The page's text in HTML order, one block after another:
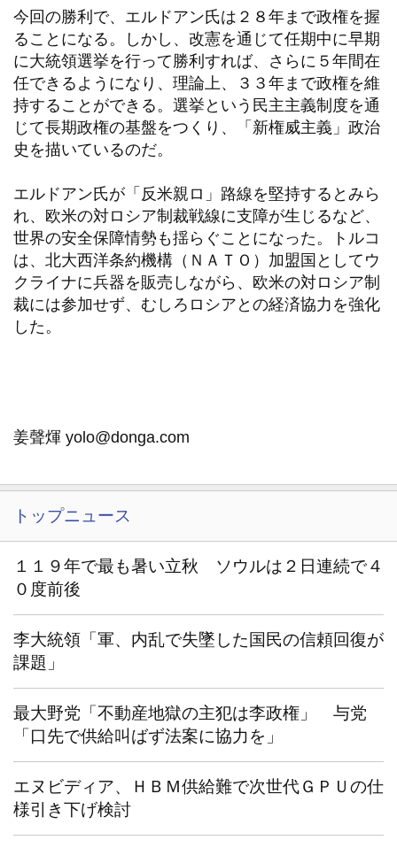
今回の勝利で、エルドアン氏は２８年まで政権を握
ることになる。しかし、改憲を通じて任期中に早期
に大統領選挙を行って勝利すれば、さらに５年間在
任できるようになり、理論上、３３年まで政権を維
持することができる。選挙という民主主義制度を通
じて長期政権の基盤をつくり、「新権威主義」政治
史を描いているのだ。
エルドアン氏が「反米親ロ」路線を堅持するとみら
れ、欧米の対ロシア制裁戦線に支障が生じるなど、
世界の安全保障情勢も揺らぐことになった。トルコ
は、北大西洋条約機構（ＮＡＴＯ）加盟国としてウ
クライナに兵器を販売しながら、欧米の対ロシア制
裁には参加せず、むしろロシアとの経済協力を強化
した。
姜聲煇 yolo@donga.com
トップニュース
１１９年で最も暑い立秋 ソウルは２日連続で４
０度前後
李大統領「軍、内乱で失墜した国民の信頼回復が
課題」
最大野党「不動産地獄の主犯は李政権」 与党
「口先で供給叫ばず法案に協力を」
エヌビディア、ＨＢＭ供給難で次世代ＧＰＵの仕
様引き下げ検討